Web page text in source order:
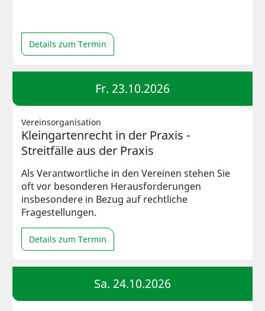
Details zum Termin
Fr. 23.10.2026
Vereinsorganisation
Kleingartenrecht in der Praxis -
Streitfälle aus der Praxis
Als Verantwortliche in den Vereinen stehen Sie
oft vor besonderen Herausforderungen
insbesondere in Bezug auf rechtliche
Fragestellungen.
Details zum Termin
Sa. 24.10.2026